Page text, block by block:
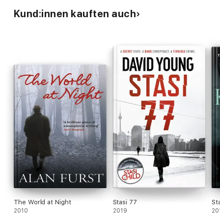
Kund:innen kauften auch
The World at Night
2010
Stasi 77
2019